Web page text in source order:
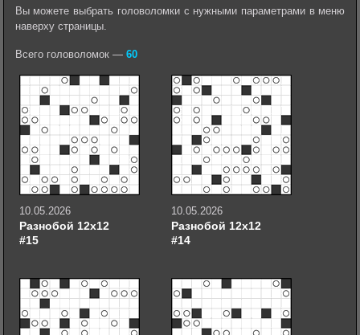
Вы можете выбрать головоломки с нужными параметрами в меню
наверху страницы.
Всего головоломок — 60
10.05.2026
Разнобой 12х12
#15
10.05.2026
Разнобой 12х12
#14